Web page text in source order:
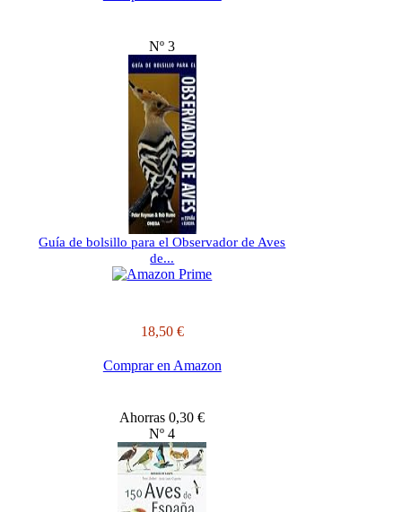
Nº 3
Guía de bolsillo para el Observador de Aves
de...
18,50 €
Comprar en Amazon
Ahorras 0,30 €
Nº 4